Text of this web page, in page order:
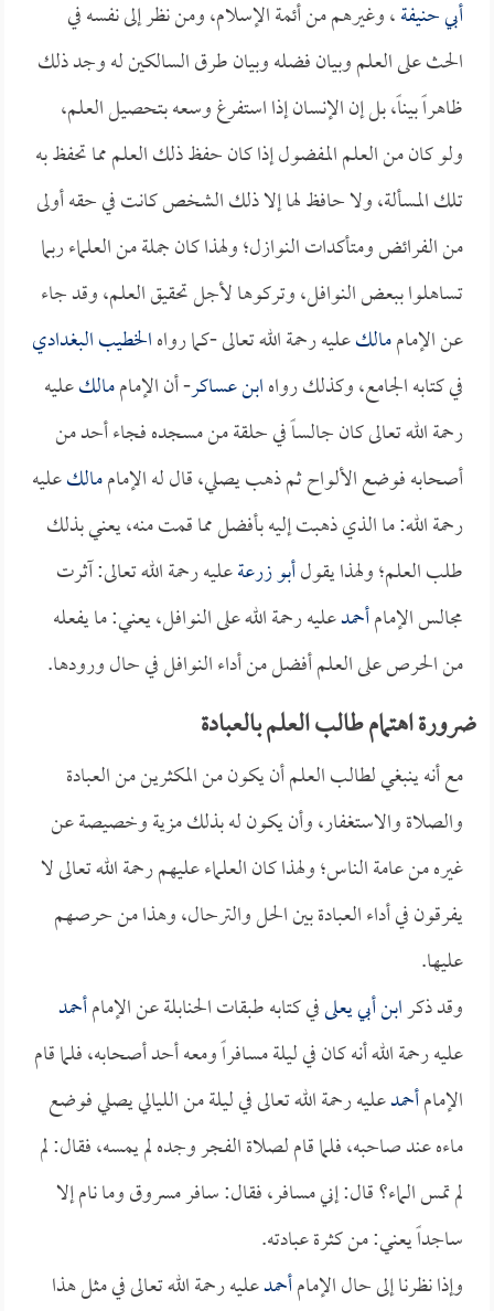
أبي حنيفة، وغيرهم من أئمة الإسلام، ومن نظر إلى نفسه في
الحث على العلم وبيان فضله وبيان طرق السالكين له وجد ذلك
ظاهراً بيناً، بل إن الإنسان إذا استفرغ وسعه بتحصيل العلم،
ولو كان من العلم المفضول إذا كان حفظ ذلك العلم مما تحفظ به
تلك المسألة، ولا حافظ لها إلا ذلك الشخص كانت في حقه أولى
من الفرائض ومتأكدات النوازل؛ ولهذا كان جملة من العلماء ربما
تساهلوا ببعض النوافل، وتركوها لأجل تحقيق العلم، وقد جاء
عن الإماممالكعليه رحمة الله تعالى -كما رواهالخطيب البغدادي
في كتابه الجامع، وكذلك رواهابن عساكر- أن الإماممالكعليه
رحمة الله تعالى كان جالساً في حلقة من مسجده فجاء أحد من
أصحابه فوضع الألواح ثم ذهب يصلي، قال له الإماممالكعليه
رحمة الله: ما الذي ذهبت إليه بأفضل مما قمت منه، يعني بذلك
طلب العلم؛ ولهذا يقولأبو زرعةعليه رحمة الله تعالى: آثرت
مجالس الإمامأحمدعليه رحمة الله على النوافل، يعني: ما يفعله
من الحرص على العلم أفضل من أداء النوافل في حال ورودها.
ضرورة اهتمام طالب العلم بالعبادة
مع أنه ينبغي لطالب العلم أن يكون من المكثرين من العبادة
والصلاة والاستغفار، وأن يكون له بذلك مزية وخصيصة عن
غيره من عامة الناس؛ ولهذا كان العلماء عليهم رحمة الله تعالى لا
يفرقون في أداء العبادة بين الحل والترحال، وهذا من حرصهم
عليها.
وقد ذكرابن أبي يعلىفي كتابه طبقات الحنابلة عن الإمامأحمد
عليه رحمة الله أنه كان في ليلة مسافراً ومعه أحد أصحابه، فلما قام
الإمامأحمدعليه رحمة الله تعالى في ليلة من الليالي يصلي فوضع
ماءه عند صاحبه، فلما قام لصلاة الفجر وجده لم يمسه، فقال: لم
لم تمس الماء؟ قال: إني مسافر، فقال: سافر مسروق وما نام إلا
ساجداً يعني: من كثرة عبادته.
وإذا نظرنا إلى حال الإمامأحمدعليه رحمة الله تعالى في مثل هذا